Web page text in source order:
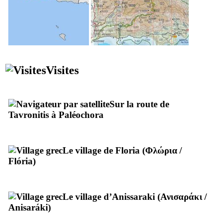
Visites
Sur la route de
Tavronitis à Paléochora
Le village de Floria (Φλώρια/
Flória)
Le village d’Anissaraki (Ανισαράκι/
Anisaráki)